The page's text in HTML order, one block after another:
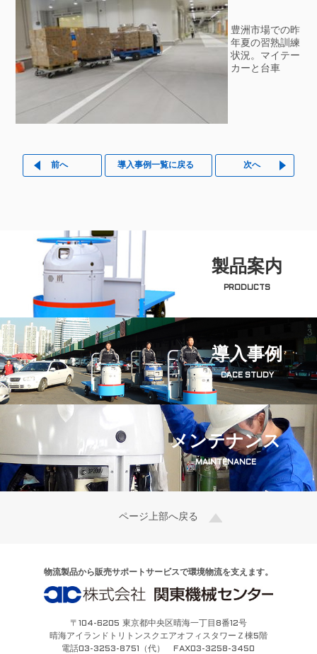
豊洲市場での昨
年夏の習熟訓練
状況。マイテー
カーと台車
前へ 導入事例一覧に戻る 次へ
製品案内
PRODUCTS
導入事例
CACE STUDY
メンテナンス
MAINTENANCE
ページ上部へ戻る
物流製品から販売サポートサービスで環境物流を支えます。
〒104-6205 東京都中央区晴海一丁目8番12号
晴海アイランドトリトンスクエアオフィスタワーＺ棟5階
電話03-3253-8751（代） FAX03-3258-3450